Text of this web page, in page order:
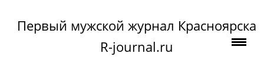
Первый мужской журнал Красноярска
R-journal.ru